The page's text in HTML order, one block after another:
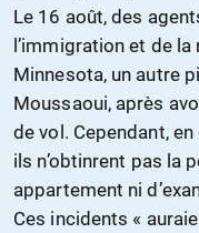
Le 16 août, des
l’immigration et de
Minnesota, un autre
Moussaoui, après
de vol. Cependant,
ils n’obtinrent pas la
appartement ni
Ces incidents «